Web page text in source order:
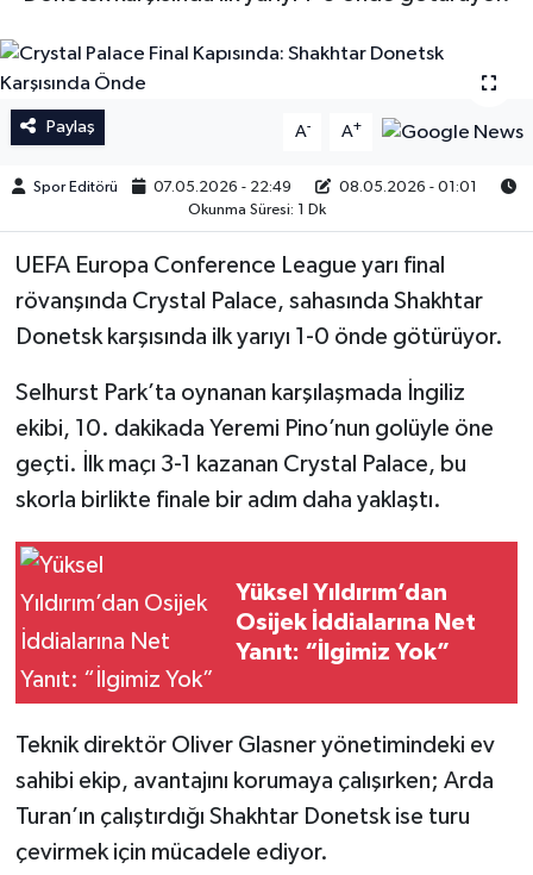
Paylaş A- A+
Spor Editörü 07.05.2026 - 22:49
08.05.2026 - 01:01
Okunma Süresi: 1 Dk
UEFA Europa Conference League yarı final
rövanşında Crystal Palace, sahasında Shakhtar
Donetsk karşısında ilk yarıyı 1-0 önde götürüyor.
Selhurst Park’ta oynanan karşılaşmada İngiliz
ekibi, 10. dakikada Yeremi Pino’nun golüyle öne
geçti. İlk maçı 3-1 kazanan Crystal Palace, bu
skorla birlikte finale bir adım daha yaklaştı.
Yüksel Yıldırım’dan
Osijek İddialarına Net
Yanıt: “İlgimiz Yok”
Teknik direktör Oliver Glasner yönetimindeki ev
sahibi ekip, avantajını korumaya çalışırken; Arda
Turan’ın çalıştırdığı Shakhtar Donetsk ise turu
çevirmek için mücadele ediyor.
İngiltere Premier Lig
İngiltere Premier Lig
Eredevise
Portekiz Ligi
TFF 1.Lig
Türkiye Basketbol Ligi
Kadınlar Basketbol Ligi
Diğer Basketbol Ligleri
Formula 1
Atletizm